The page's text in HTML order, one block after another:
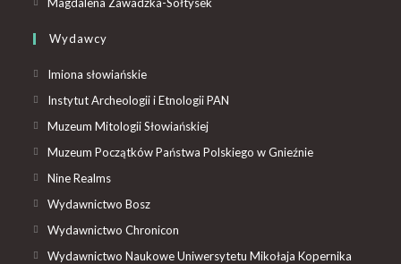
Wydawcy
Imiona słowiańskie
Instytut Archeologii i Etnologii PAN
Muzeum Mitologii Słowiańskiej
Muzeum Początków Państwa Polskiego w Gnieźnie
Nine Realms
Wydawnictwo Bosz
Wydawnictwo Chronicon
Wydawnictwo Naukowe Uniwersytetu Mikołaja Kopernika